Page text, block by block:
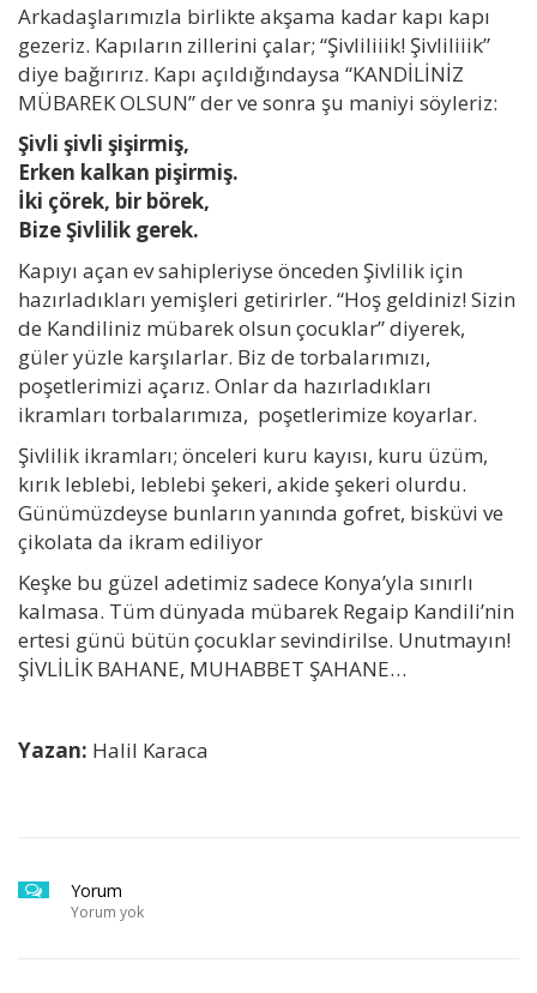
Arkadaşlarımızla birlikte akşama kadar kapı kapı
gezeriz. Kapıların zillerini çalar; “Şivliliiik! Şivliliiik”
diye bağırırız. Kapı açıldığındaysa “KANDİLİNİZ
MÜBAREK OLSUN” der ve sonra şu maniyi söyleriz:
Şivli şivli şişirmiş,
Erken kalkan pişirmiş.
İki çörek, bir börek,
Bize Şivlilik gerek.
Kapıyı açan ev sahipleriyse önceden Şivlilik için
hazırladıkları yemişleri getirirler. “Hoş geldiniz! Sizin
de Kandiliniz mübarek olsun çocuklar” diyerek,
güler yüzle karşılarlar. Biz de torbalarımızı,
poşetlerimizi açarız. Onlar da hazırladıkları
ikramları torbalarımıza, poşetlerimize koyarlar.
Şivlilik ikramları; önceleri kuru kayısı, kuru üzüm,
kırık leblebi, leblebi şekeri, akide şekeri olurdu.
Günümüzdeyse bunların yanında gofret, bisküvi ve
çikolata da ikram ediliyor
Keşke bu güzel adetimiz sadece Konya’yla sınırlı
kalmasa. Tüm dünyada mübarek Regaip Kandili’nin
ertesi günü bütün çocuklar sevindirilse. Unutmayın!
ŞİVLİLİK BAHANE, MUHABBET ŞAHANE…
Yazan: Halil Karaca
Yorum
Yorum yok